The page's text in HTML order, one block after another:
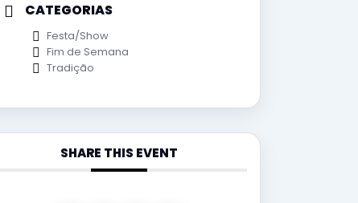
CATEGORIAS
Festa/Show
Fim de Semana
Tradição
SHARE THIS EVENT